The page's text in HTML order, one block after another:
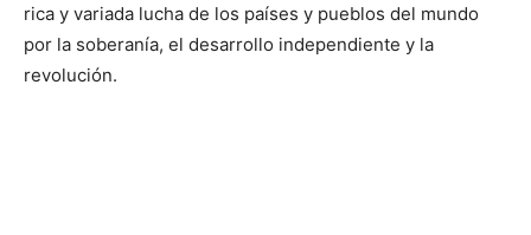
rica y variada lucha de los países y pueblos del mundo
por la soberanía, el desarrollo independiente y la
revolución.